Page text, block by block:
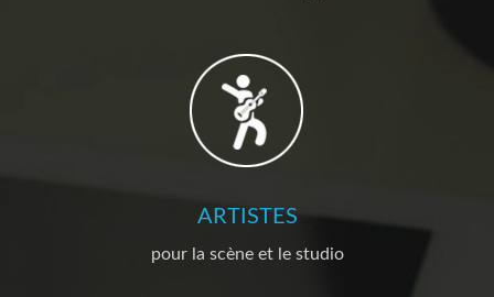
ARTISTES
pour la scène et le studio